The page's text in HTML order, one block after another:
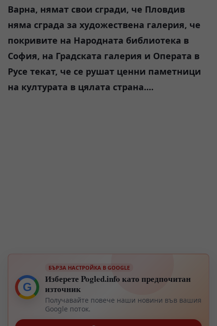
Варна, нямат свои сгради, че Пловдив
няма сграда за художествена галерия, че
покривите на Народната библиотека в
София, на Градската галерия и Операта в
Русе текат, че се рушат ценни паметници
на културата в цялата страна....
G
БЪРЗА НАСТРОЙКА В GOOGLE
Изберете Pogled.info като предпочитан
източник
Получавайте повече наши новини във вашия
Google поток.